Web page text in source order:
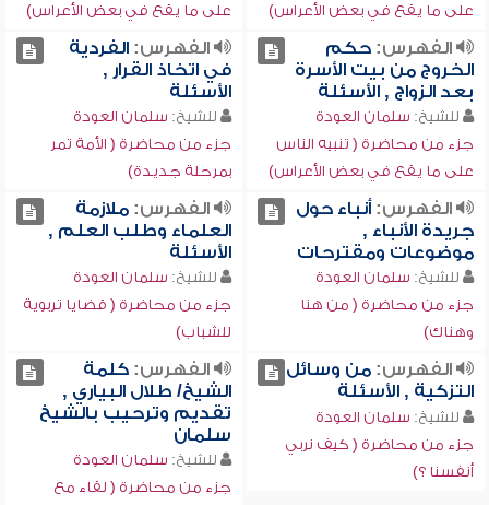
على ما يقع في بعض الأعراس)
على ما يقع في بعض الأعراس)
الفهرس:حكم
الخروج من بيت الأسرة
بعد الزواج , الأسئلة
للشيخ: سلمان العودة
جزء من محاضرة ( تنبيه الناس
على ما يقع في بعض الأعراس)
الفهرس:الفردية
في اتخاذ القرار ,
الأسئلة
للشيخ: سلمان العودة
جزء من محاضرة ( الأمة تمر
بمرحلة جديدة)
الفهرس:أنباء حول
جريدة الأنباء ,
موضوعات ومقترحات
للشيخ: سلمان العودة
جزء من محاضرة ( من هنا
وهناك)
الفهرس:ملازمة
العلماء وطلب العلم ,
الأسئلة
للشيخ: سلمان العودة
جزء من محاضرة ( قضايا تربوية
للشباب)
الفهرس:من وسائل
التزكية , الأسئلة
للشيخ: سلمان العودة
جزء من محاضرة ( كيف نربي
أنفسنا ؟)
الفهرس:كلمة
الشيخ/ طلال البياري ,
تقديم وترحيب بالشيخ
سلمان
للشيخ: سلمان العودة
جزء من محاضرة ( لقاء مع